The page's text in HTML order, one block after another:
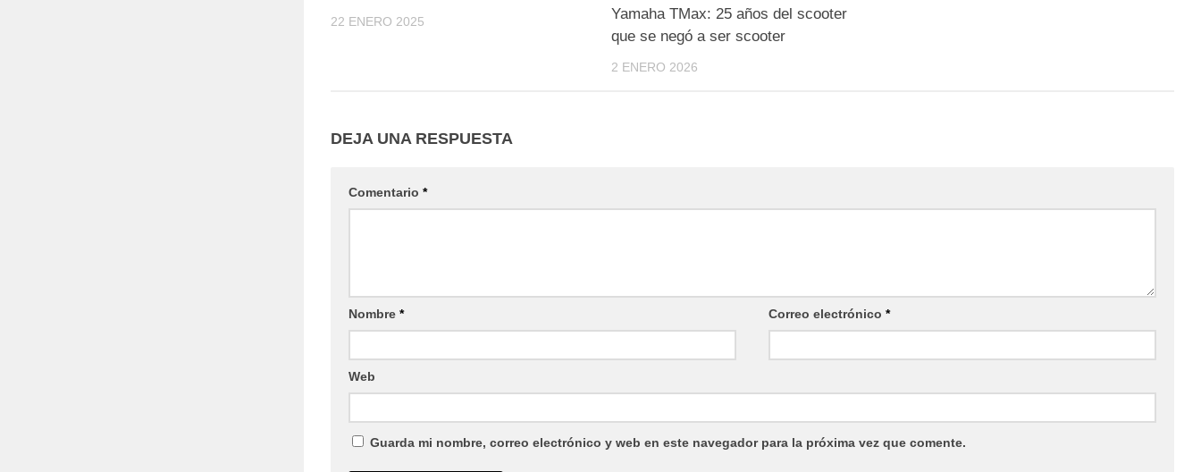
22 ENERO 2025
Yamaha TMax: 25 años del scooter
que se negó a ser scooter
2 ENERO 2026
DEJA UNA RESPUESTA
Comentario *
Nombre * Correo electrónico*
Web
Guarda mi nombre, correo electrónico y web en este navegador para la próxima vez que comente.